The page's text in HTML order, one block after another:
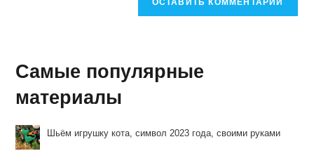
Самые популярные
материалы
Шьём игрушку кота, символ 2023 года, своими руками